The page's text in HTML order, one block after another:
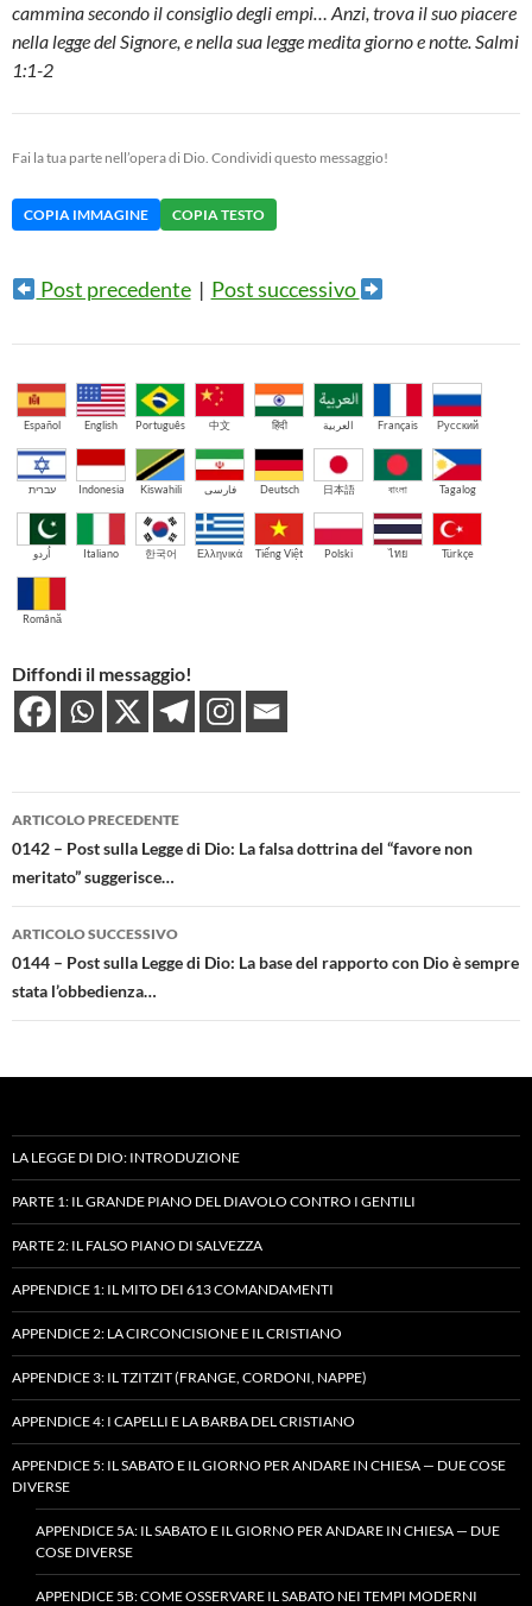
cammina secondo il consiglio degli empi… Anzi, trova il suo piacere
nella legge del Signore, e nella sua legge medita giorno e notte. Salmi
1:1-2
Fai la tua parte nell’opera di Dio. Condividi questo messaggio!
COPIA IMMAGINE COPIA TESTO
Post precedente| Post successivo
Español English Português 中文 हिंदी العربية Français Русский
עברית Indonesia Kiswahili فارسی Deutsch 日本語 বাংলা Tagalog
اُردو Italiano 한국어 Ελληνικά Tiếng Việt Polski ไทย Türkçe
Română
Diffondi il messaggio!
Navigazione
articolo
ARTICOLO PRECEDENTE
0142 – Post sulla Legge di Dio: La falsa dottrina del “favore non
meritato” suggerisce…
ARTICOLO SUCCESSIVO
0144 – Post sulla Legge di Dio: La base del rapporto con Dio è sempre
stata l’obbedienza…
LA LEGGE DI DIO: INTRODUZIONE
PARTE 1: IL GRANDE PIANO DEL DIAVOLO CONTRO I GENTILI
PARTE 2: IL FALSO PIANO DI SALVEZZA
APPENDICE 1: IL MITO DEI 613 COMANDAMENTI
APPENDICE 2: LA CIRCONCISIONE E IL CRISTIANO
APPENDICE 3: IL TZITZIT (FRANGE, CORDONI, NAPPE)
APPENDICE 4: I CAPELLI E LA BARBA DEL CRISTIANO
APPENDICE 5: IL SABATO E IL GIORNO PER ANDARE IN CHIESA — DUE COSE
DIVERSE
APPENDICE 5A: IL SABATO E IL GIORNO PER ANDARE IN CHIESA — DUE
COSE DIVERSE
APPENDICE 5B: COME OSSERVARE IL SABATO NEI TEMPI MODERNI